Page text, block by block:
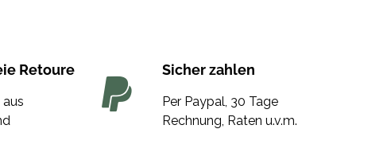
Retoure Sicher zahlen
Per Paypal, 30 Tage
Rechnung, Raten u.v.m.